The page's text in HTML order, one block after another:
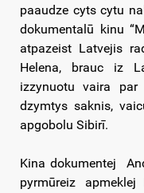
paaudze cyts cytu
dokumentalū kinu
atpazeist Latvejis
Helena, brauc iz
izzynuotu vaira par
dzymtys saknis,
apgobolu Sibirī.
Kina dokumentej
pyrmūreiz